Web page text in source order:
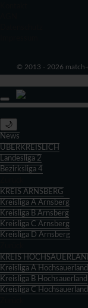
© 2013 - 2026 match-
🌙
News
ÜBERKREISLICH
Landesliga 2
Bezirksliga 4
KREIS ARNSBERG
Kreisliga A Arnsberg
Kreisliga B Arnsberg
Kreisliga C Arnsberg
Kreisliga D Arnsberg
KREIS
Kreisliga A Hochsauerland
Kreisliga B Hochsauerland
Kreisliga C Hochsauerland